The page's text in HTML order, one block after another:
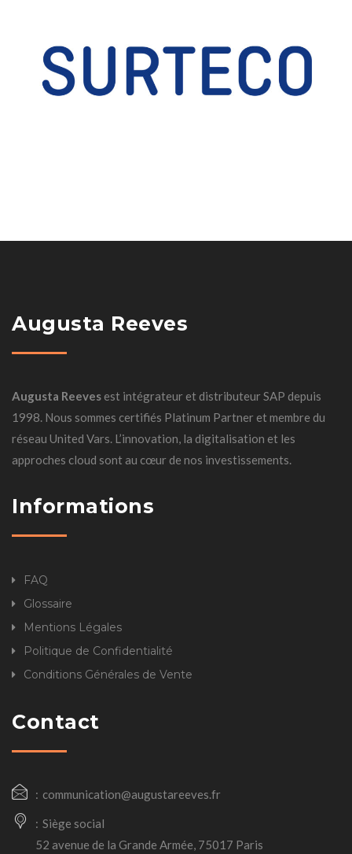
Augusta Reeves
Augusta Reeves est intégrateur et distributeur SAP depuis
1998. Nous sommes certifiés Platinum Partner et membre du
réseau United Vars. L’innovation, la digitalisation et les
approches cloud sont au cœur de nos investissements.
Informations
FAQ
Glossaire
Mentions Légales
Politique de Confidentialité
Conditions Générales de Vente
Contact
communication@augustareeves.fr
Siège social
52 avenue de la Grande Armée, 75017 Paris